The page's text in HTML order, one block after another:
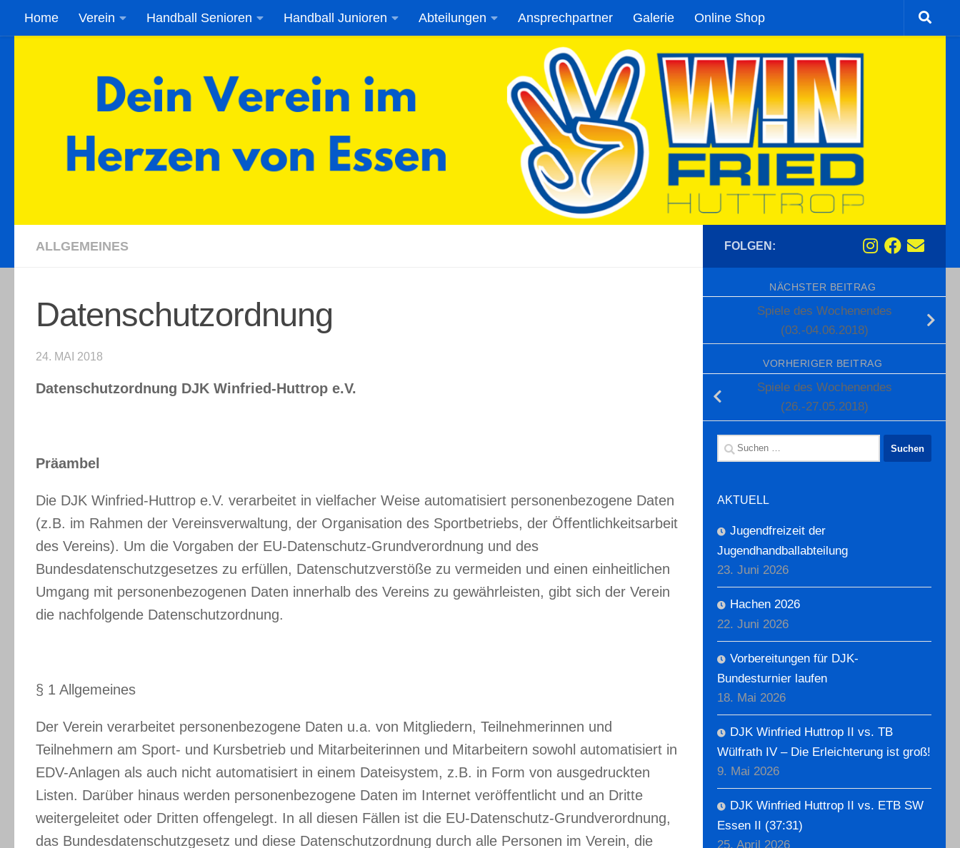
Zum Inhalt springen
Home Verein Handball Senioren Handball Junioren Abteilungen Ansprechpartner Galerie Online Shop
ALLGEMEINES
Datenschutzordnung
24. MAI 2018
Datenschutzordnung DJK Winfried-Huttrop e.V.
Präambel
Die DJK Winfried-Huttrop e.V. verarbeitet in vielfacher Weise automatisiert personenbezogene Daten
(z.B. im Rahmen der Vereinsverwaltung, der Organisation des Sportbetriebs, der Öffentlichkeitsarbeit
des Vereins). Um die Vorgaben der EU-Datenschutz-Grundverordnung und des
Bundesdatenschutzgesetzes zu erfüllen, Datenschutzverstöße zu vermeiden und einen einheitlichen
Umgang mit personenbezogenen Daten innerhalb des Vereins zu gewährleisten, gibt sich der Verein
die nachfolgende Datenschutzordnung.
§ 1 Allgemeines
Der Verein verarbeitet personenbezogene Daten u.a. von Mitgliedern, Teilnehmerinnen und
Teilnehmern am Sport- und Kursbetrieb und Mitarbeiterinnen und Mitarbeitern sowohl automatisiert in
EDV-Anlagen als auch nicht automatisiert in einem Dateisystem, z.B. in Form von ausgedruckten
Listen. Darüber hinaus werden personenbezogene Daten im Internet veröffentlicht und an Dritte
weitergeleitet oder Dritten offengelegt. In all diesen Fällen ist die EU-Datenschutz-Grundverordnung,
das Bundesdatenschutzgesetz und diese Datenschutzordnung durch alle Personen im Verein, die
FOLGEN:
NÄCHSTER BEITRAG
Spiele des Wochenendes
(03.-04.06.2018)
VORHERIGER BEITRAG
Spiele des Wochenendes
(26.-27.05.2018)
Suchen
nach:
AKTUELL
Jugendfreizeit der
Jugendhandballabteilung
23. Juni 2026
Hachen 2026
22. Juni 2026
Vorbereitungen für DJK-
Bundesturnier laufen
18. Mai 2026
DJK Winfried Huttrop II vs. TB
Wülfrath IV – Die Erleichterung ist groß!
9. Mai 2026
DJK Winfried Huttrop II vs. ETB SW
Essen II (37:31)
25. April 2026